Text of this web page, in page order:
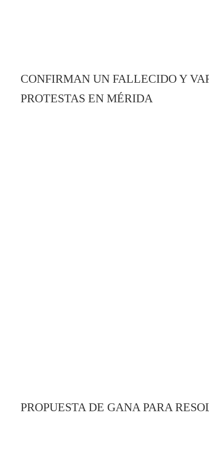
CONFIRMAN UN FALLECIDO Y
PROTESTAS EN MÉRIDA
PROPUESTA DE GANA PARA